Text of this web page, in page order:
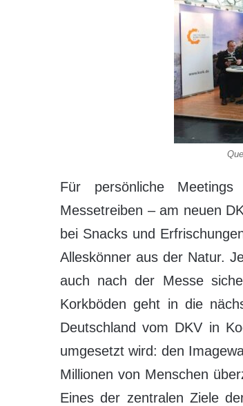
Für persönliche
Messetreiben – am neuen
bei Snacks und
Alleskönner aus der Natur.
auch nach der Messe
Korkböden geht in die
Deutschland vom DKV in
umgesetzt wird: den
Millionen von Menschen
Eines der zentralen Ziele